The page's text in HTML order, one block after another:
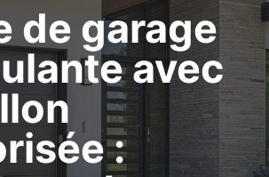
de garage
avec
: